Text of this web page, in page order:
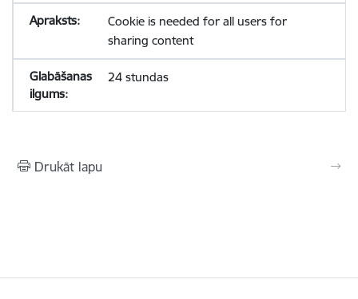
Cookie is needed for all users for
sharing content
24 stundas
Drukāt lapu